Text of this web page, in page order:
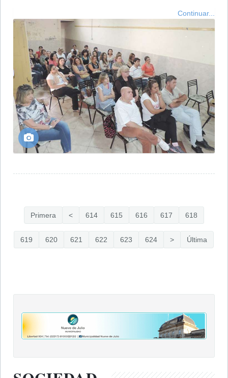
Continuar...
Primera < 614 615 616 617 618
619 620 621 622 623 624 > Última